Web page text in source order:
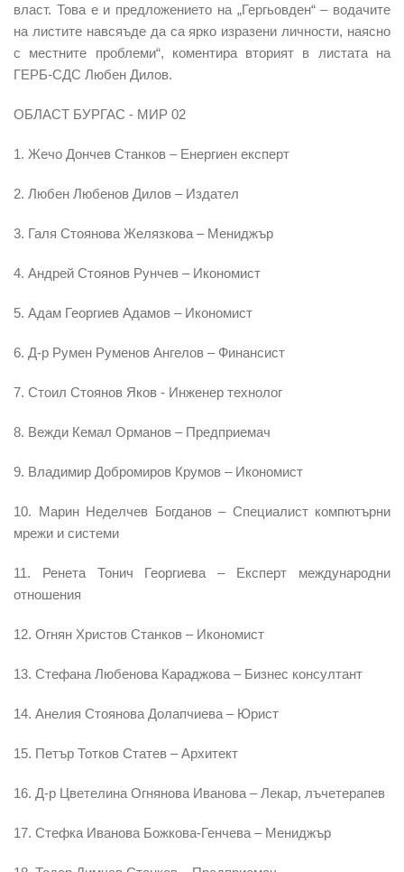
власт. Това е и предложението на „Гергьовден“ – водачите
на листите навсяъде да са ярко изразени личности, наясно
с местните проблеми“, коментира вторият в листата на
ГЕРБ-СДС Любен Дилов.
ОБЛАСТ БУРГАС - МИР 02
1. Жечо Дончев Станков – Енергиен експерт
2. Любен Любенов Дилов – Издател
3. Галя Стоянова Желязкова – Мениджър
4. Андрей Стоянов Рунчев – Икономист
5. Адам Георгиев Адамов – Икономист
6. Д-р Румен Руменов Ангелов – Финансист
7. Стоил Стоянов Яков - Инженер технолог
8. Вежди Кемал Орманов – Предприемач
9. Владимир Добромиров Крумов – Икономист
10. Марин Неделчев Богданов – Специалист компютърни
мрежи и системи
11. Ренета Тонич Георгиева – Експерт международни
отношения
12. Огнян Христов Станков – Икономист
13. Стефана Любенова Караджова – Бизнес консултант
14. Анелия Стоянова Долапчиева – Юрист
15. Петър Тотков Статев – Архитект
16. Д-р Цветeлина Огнянова Иванова – Лекар, лъчетерапев
17. Стефка Иванова Божкова-Генчева – Мениджър